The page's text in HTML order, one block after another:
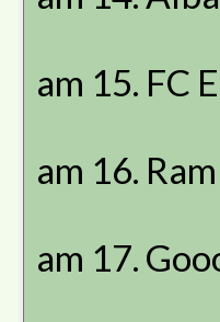
am 15. FC
am 16.
am 17.